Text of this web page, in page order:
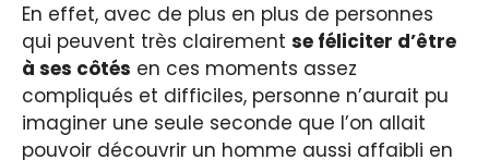
En effet, avec de plus en plus de personnes
qui peuvent très clairement se féliciter d’être
à ses côtés en ces moments assez
compliqués et difficiles, personne n’aurait pu
imaginer une seule seconde que l’on allait
pouvoir découvrir un homme aussi affaibli en